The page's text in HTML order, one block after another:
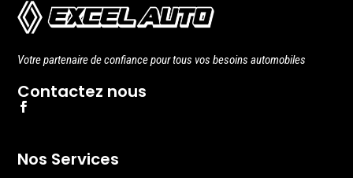
Votre partenaire de confiance pour tous vos besoins automobiles
Contactez nous
Nos Services